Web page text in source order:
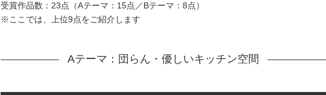
受賞作品数：23点（Aテーマ：15点／Bテーマ：8点）
※ここでは、上位9点をご紹介します
Aテーマ：団らん・優しいキッチン空間